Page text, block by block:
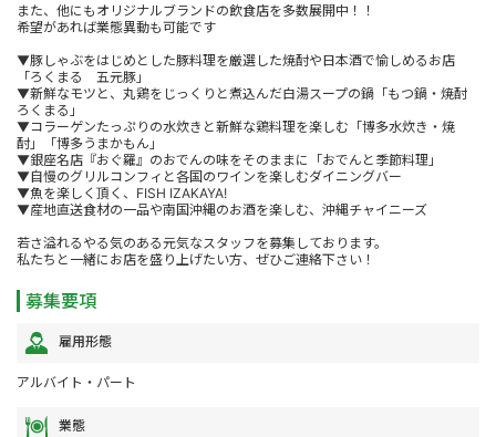
また、他にもオリジナルブランドの飲食店を多数展開中！！
希望があれば業態異動も可能です
▼豚しゃぶをはじめとした豚料理を厳選した焼酎や日本酒で愉しめるお店
「ろくまる 五元豚」
▼新鮮なモツと、丸鶏をじっくりと煮込んだ白湯スープの鍋「もつ鍋・焼酎
ろくまる」
▼コラーゲンたっぷりの水炊きと新鮮な鶏料理を楽しむ「博多水炊き・焼
酎」「博多うまかもん」
▼銀座名店『おぐ羅』のおでんの味をそのままに「おでんと季節料理」
▼自慢のグリルコンフィと各国のワインを楽しむダイニングバー
▼魚を楽しく頂く、FISH IZAKAYA!
▼産地直送食材の一品や南国沖縄のお酒を楽しむ、沖縄チャイニーズ
若さ溢れるやる気のある元気なスタッフを募集しております。
私たちと一緒にお店を盛り上げたい方、ぜひご連絡下さい！
募集要項
雇用形態
アルバイト・パート
業態